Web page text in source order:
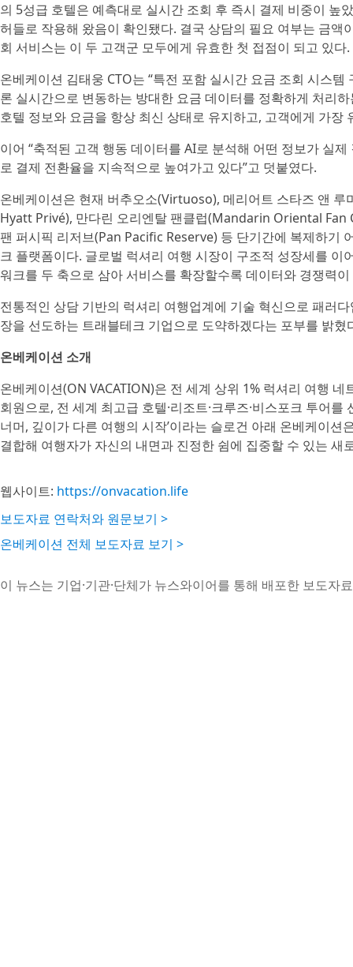
의 5성급 호텔은 예측대로 실시간 조회 후 즉시 결제 비중이
허들로 작용해 왔음이 확인됐다. 결국 상담의 필요 여부는 금
회 서비스는 이 두 고객군 모두에게 유효한 첫 접점이 되고 있다.
온베케이션 김태웅 CTO는 “특전 포함 실시간 요금 조회 시스
론 실시간으로 변동하는 방대한 요금 데이터를 정확하게 처리
호텔 정보와 요금을 항상 최신 상태로 유지하고, 고객에게 가
이어 “축적된 고객 행동 데이터를 AI로 분석해 어떤 정보가 실
로 결제 전환율을 지속적으로 높여가고 있다”고 덧붙였다.
온베케이션은 현재 버추오소(Virtuoso), 메리어트 스타즈 앤
Hyatt Privé), 만다린 오리엔탈 팬클럽(Mandarin Oriental
팬 퍼시픽 리저브(Pan Pacific Reserve) 등 단기간에 복제하기
크 플랫폼이다. 글로벌 럭셔리 여행 시장이 구조적 성장세를
워크를 두 축으로 삼아 서비스를 확장할수록 데이터와 경쟁력
전통적인 상담 기반의 럭셔리 여행업계에 기술 혁신으로 패러
장을 선도하는 트래블테크 기업으로 도약하겠다는 포부를 밝혔
온베케이션 소개
온베케이션(ON VACATION)은 전 세계 상위 1% 럭셔리 여행
회원으로, 전 세계 최고급 호텔·리조트·크루즈·비스포크 투어
너머, 깊이가 다른 여행의 시작’이라는 슬로건 아래 온베케이
결합해 여행자가 자신의 내면과 진정한 쉼에 집중할 수 있는 새
웹사이트: https://onvacation.life
보도자료 연락처와 원문보기 >
온베케이션 전체 보도자료 보기 >
이 뉴스는 기업·기관·단체가 뉴스와이어를 통해 배포한 보도자